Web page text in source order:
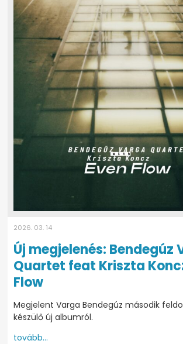
2026. 03. 14
Új megjelenés: Bendegúz
Quartet feat Kriszta
Flow
Megjelent Varga Bendegúz második
készülő új albumról.
tovább...